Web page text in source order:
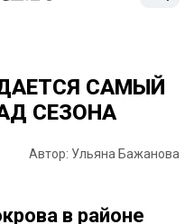
САМЫЙ
СЕЗОНА
Автор: Ульяна Бажанова
в районе